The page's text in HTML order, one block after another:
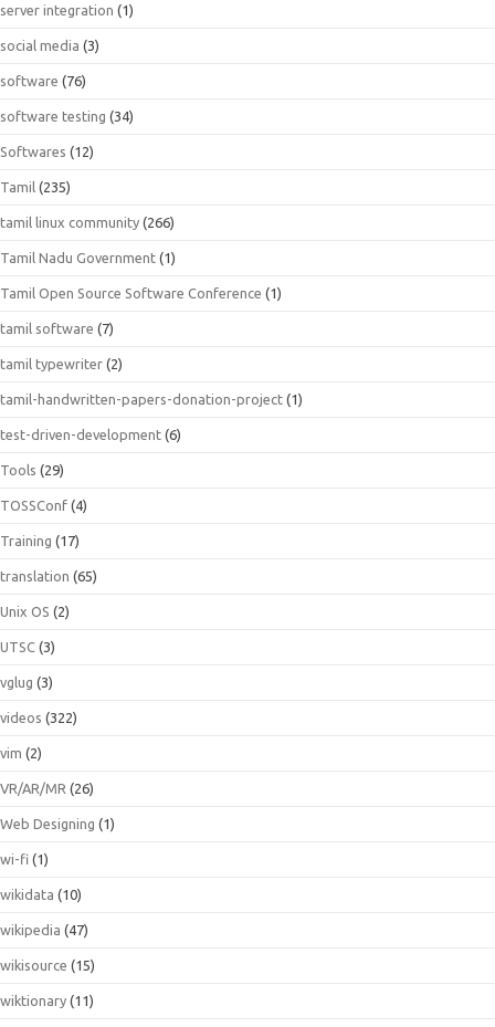
server integration (1)
social media (3)
software (76)
software testing (34)
Softwares (12)
Tamil (235)
tamil linux community (266)
Tamil Nadu Government (1)
Tamil Open Source Software Conference (1)
tamil software (7)
tamil typewriter (2)
tamil-handwritten-papers-donation-project (1)
test-driven-development (6)
Tools (29)
TOSSConf (4)
Training (17)
translation (65)
Unix OS (2)
UTSC (3)
vglug (3)
videos (322)
vim (2)
VR/AR/MR (26)
Web Designing (1)
wi-fi (1)
wikidata (10)
wikipedia (47)
wikisource (15)
wiktionary (11)